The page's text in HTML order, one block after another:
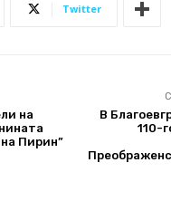
Twitter
на
Пирин”
В
110-